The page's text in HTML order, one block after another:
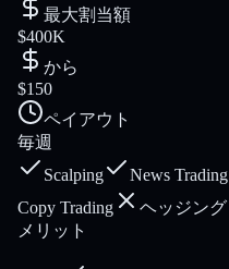
最大割当額
$400K
から
$150
ペイアウト
毎週
Scalping
News Trading
Copy Trading
ヘッジング
メリット